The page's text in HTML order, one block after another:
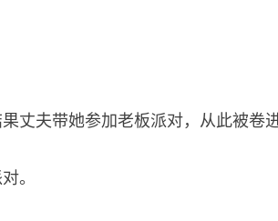
丈夫带她参加老板派对，从此被卷
。